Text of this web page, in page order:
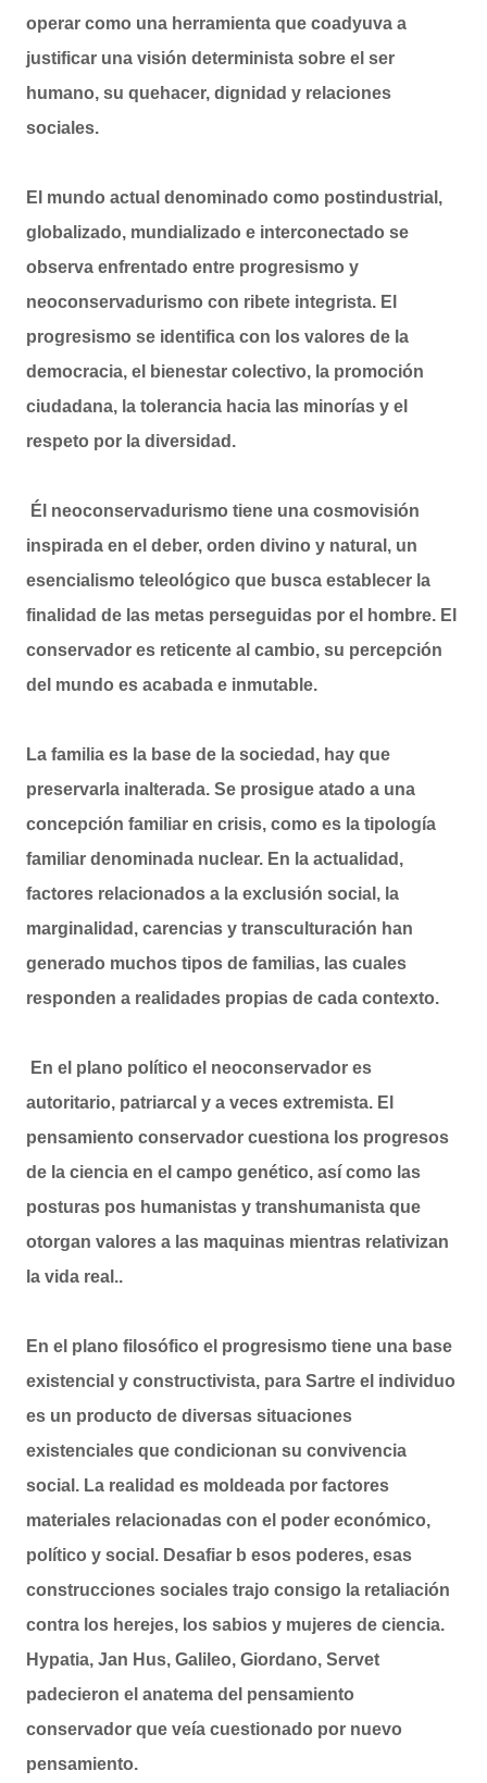
operar como una herramienta que coadyuva a
justificar una visión determinista sobre el ser
humano, su quehacer, dignidad y relaciones
sociales.
El mundo actual denominado como postindustrial,
globalizado, mundializado e interconectado se
observa enfrentado entre progresismo y
neoconservadurismo con ribete integrista. El
progresismo se identifica con los valores de la
democracia, el bienestar colectivo, la promoción
ciudadana, la tolerancia hacia las minorías y el
respeto por la diversidad.
Él neoconservadurismo tiene una cosmovisión
inspirada en el deber, orden divino y natural, un
esencialismo teleológico que busca establecer la
finalidad de las metas perseguidas por el hombre. El
conservador es reticente al cambio, su percepción
del mundo es acabada e inmutable.
La familia es la base de la sociedad, hay que
preservarla inalterada. Se prosigue atado a una
concepción familiar en crisis, como es la tipología
familiar denominada nuclear. En la actualidad,
factores relacionados a la exclusión social, la
marginalidad, carencias y transculturación han
generado muchos tipos de familias, las cuales
responden a realidades propias de cada contexto.
En el plano político el neoconservador es
autoritario, patriarcal y a veces extremista. El
pensamiento conservador cuestiona los progresos
de la ciencia en el campo genético, así como las
posturas pos humanistas y transhumanista que
otorgan valores a las maquinas mientras relativizan
la vida real..
En el plano filosófico el progresismo tiene una base
existencial y constructivista, para Sartre el individuo
es un producto de diversas situaciones
existenciales que condicionan su convivencia
social. La realidad es moldeada por factores
materiales relacionadas con el poder económico,
político y social. Desafiar b esos poderes, esas
construcciones sociales trajo consigo la retaliación
contra los herejes, los sabios y mujeres de ciencia.
Hypatia, Jan Hus, Galileo, Giordano, Servet
padecieron el anatema del pensamiento
conservador que veía cuestionado por nuevo
pensamiento.